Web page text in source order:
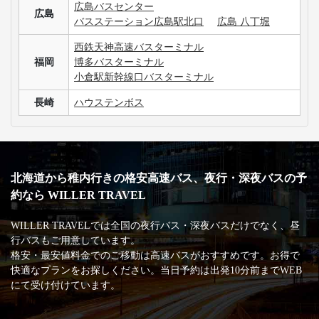
広島
広島バスセンター
バスステーション広島駅北口
広島 八丁堀
福岡
西鉄天神高速バスターミナル
博多バスターミナル
小倉駅新幹線口バスターミナル
長崎 ハウステンボス
北海道から稚内行きの格安高速バス、夜行・深夜バスの予
約なら WILLER TRAVEL
WILLER TRAVELでは全国の夜行バス・深夜バスだけでなく、昼
行バスもご用意しています。
格安・最安値料金でのご移動は高速バスがおすすめです。お得で
快適なプランをお探しください。当日予約は出発10分前までWEB
にて受け付けています。